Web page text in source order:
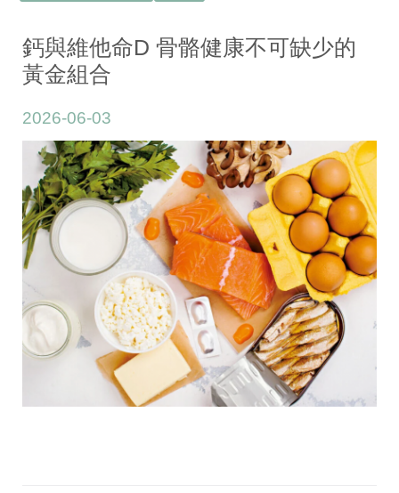
鈣與維他命D 骨骼健康不可缺少的
黃金組合
2026-06-03